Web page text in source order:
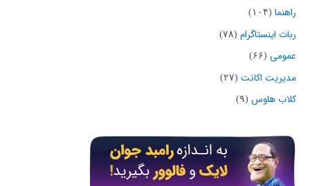
راهنما (۱۰۴)
ربات اینستاگرام (۷۸)
عمومی (۶۶)
مدیریت اکانت (۲۷)
کلاب هاوس (۹)